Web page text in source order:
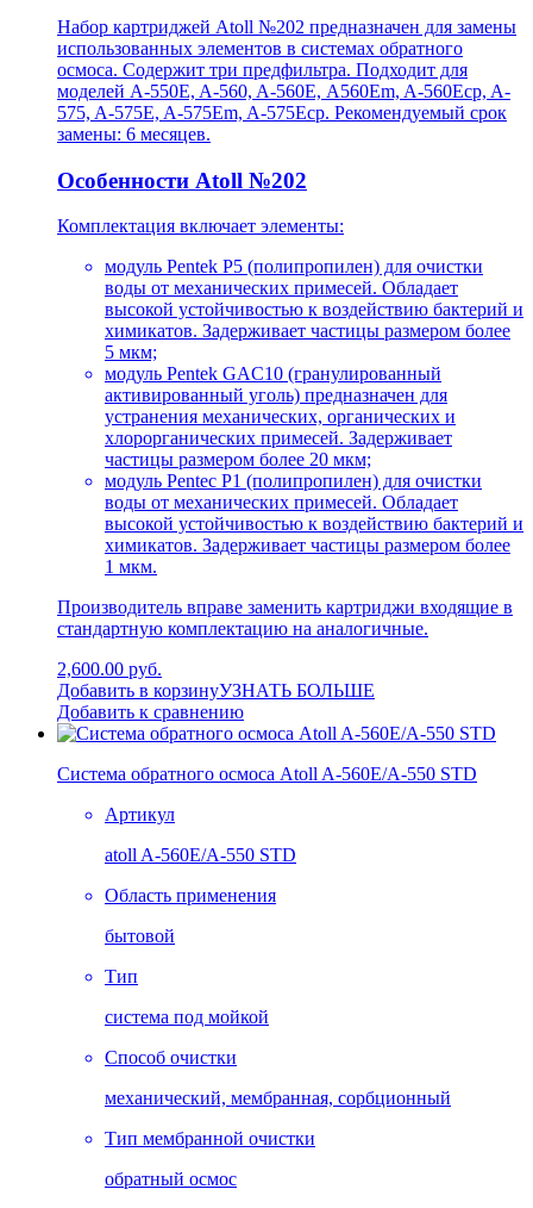
Набор картриджей Atoll №202 предназначен для замены
использованных элементов в системах обратного
осмоса. Содержит три предфильтра. Подходит для
моделей A-550E, A-560, A-560Е, A560Em, A-560Ecp, A-
575, A-575E, A-575Em, A-575Ecp. Рекомендуемый срок
замены: 6 месяцев.
Особенности Atoll №202
Комплектация включает элементы:
модуль Pentek P5 (полипропилен) для очистки
воды от механических примесей. Обладает
высокой устойчивостью к воздействию бактерий и
химикатов. Задерживает частицы размером более
5 мкм;
модуль Pentek GAC10 (гранулированный
активированный уголь) предназначен для
устранения механических, органических и
хлорорганических примесей. Задерживает
частицы размером более 20 мкм;
модуль Pentec P1 (полипропилен) для очистки
воды от механических примесей. Обладает
высокой устойчивостью к воздействию бактерий и
химикатов. Задерживает частицы размером более
1 мкм.
Производитель вправе заменить картриджи входящие в
стандартную комплектацию на аналогичные.
2,600.00 руб.
Добавить в корзинуУЗНАТЬ БОЛЬШЕ
Добавить к сравнению
Система обратного осмоса Atoll A-560E/A-550 STD
Артикул
atoll A-560E/A-550 STD
Область применения
бытовой
Тип
система под мойкой
Способ очистки
механический, мембранная, сорбционный
Тип мембранной очистки
обратный осмос